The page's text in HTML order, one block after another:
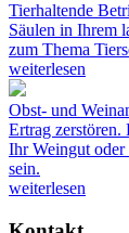
Tierhaltende
Säulen in Ihrem
zum Thema
weiterlesen
Obst- und
Ertrag
Ihr Weingut oder
sein.
weiterlesen